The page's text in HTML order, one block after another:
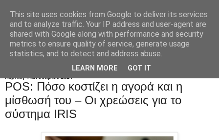
POS: Πόσο κοστίζει η αγορά και η
μίσθωσή του – Οι χρεώσεις για το
σύστημα IRIS
This site uses cookies from Google to deliver its services
and to analyze traffic. Your IP address and user-agent are
shared with Google along with performance and security
metrics to ensure quality of service, generate usage
statistics, and to detect and address abuse.
LEARN MORE GOT IT